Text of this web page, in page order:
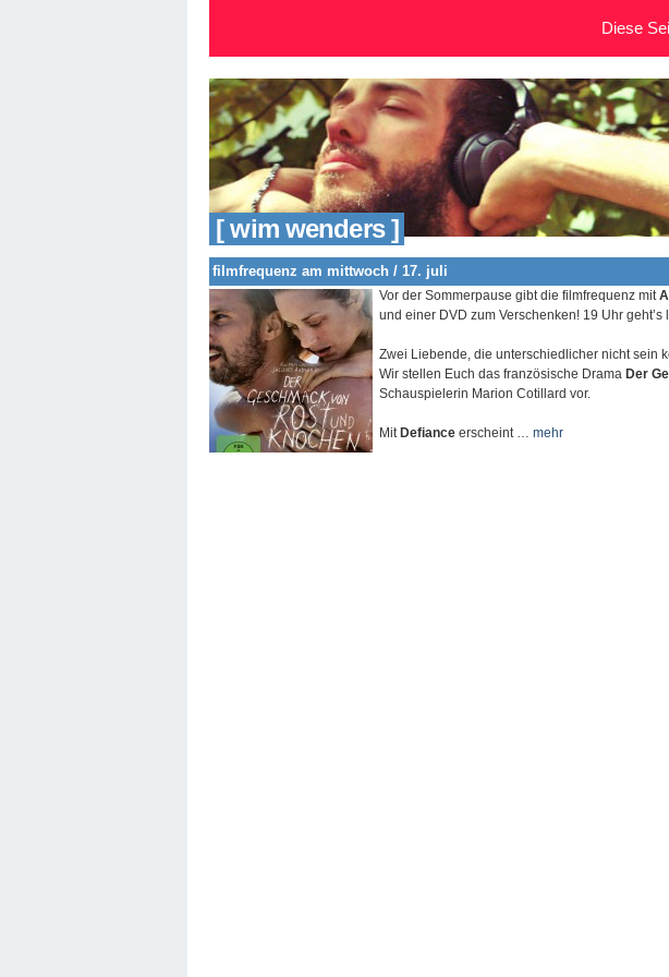
[ wim wenders ]
filmfrequenz am mittwoch / 17. juli
Vor der Sommerpause gibt die filmfrequenz mit
und einer DVD zum Verschenken! 19 Uhr geht’s
Zwei Liebende, die unterschiedlicher nicht sein
Wir stellen Euch das französische Drama Der
Schauspielerin Marion Cotillard vor.
Mit Defiance erscheint … mehr
Diese